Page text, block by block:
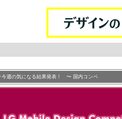
今週の気になる結果発表！ 〜 国内コンペ